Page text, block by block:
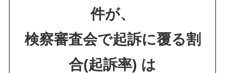
件が、
検察審査会で起訴に覆る割
合(起訴率) は